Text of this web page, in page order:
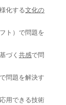
化する文化の
フト）で問題を
づく共感で問
で問題を解決す
用できる技術